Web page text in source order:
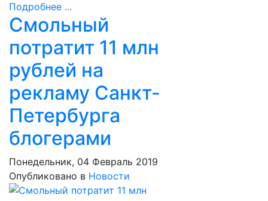
Подробнее ...
Смольный
потратит 11 млн
рублей на
рекламу Санкт-
Петербурга
блогерами
Понедельник, 04 Февраль 2019
Опубликовано в Новости